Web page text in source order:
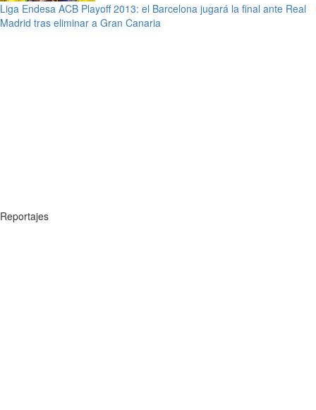
Liga Endesa ACB Playoff 2013: el Barcelona jugará la final ante Real
Madrid tras eliminar a Gran Canaria
Reportajes